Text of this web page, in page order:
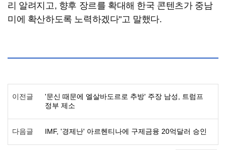
리 알려지고, 향후 장르를 확대해 한국 콘텐츠가 중남
미에 확산하도록 노력하겠다"고 말했다.
이전글
'문신 때문에 엘살바도르로 추방' 주장 남성, 트럼프
정부 제소
다음글 IMF, '경제난' 아르헨티나에 구제금융 20억달러 승인